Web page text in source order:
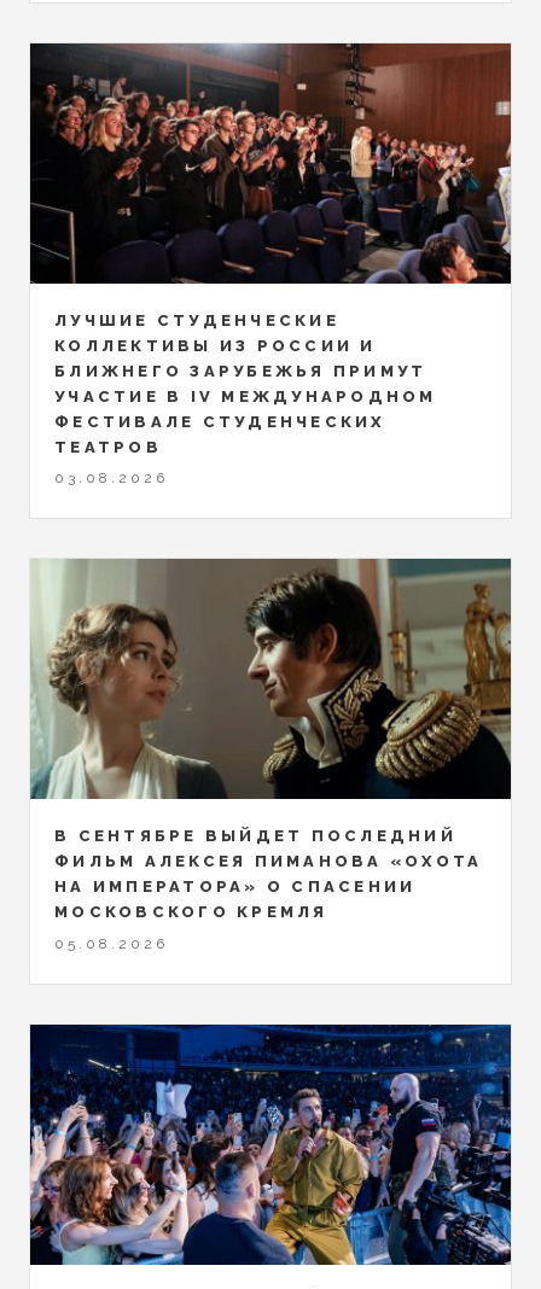
ЛУЧШИЕ СТУДЕНЧЕСКИЕ
КОЛЛЕКТИВЫ ИЗ РОССИИ И
БЛИЖНЕГО ЗАРУБЕЖЬЯ ПРИМУТ
УЧАСТИЕ В IV МЕЖДУНАРОДНОМ
ФЕСТИВАЛЕ СТУДЕНЧЕСКИХ
ТЕАТРОВ
03.08.2026
В СЕНТЯБРЕ ВЫЙДЕТ ПОСЛЕДНИЙ
ФИЛЬМ АЛЕКСЕЯ ПИМАНОВА «ОХОТА
НА ИМПЕРАТОРА» О СПАСЕНИИ
МОСКОВСКОГО КРЕМЛЯ
05.08.2026